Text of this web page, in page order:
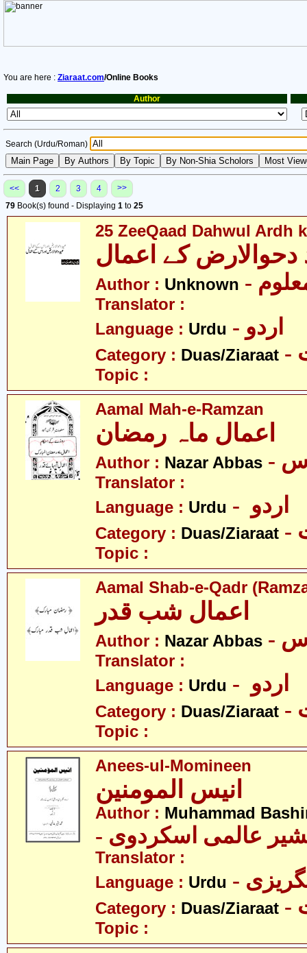
You are here : Ziaraat.com/Online Books
Author
Search (Urdu/Roman)
<< 1 2 3 4
>>
79 Book(s) found - Displaying 1 to 25
25 ZeeQaad Dahwul Ardh
کے اعمال
Author : Unknown معلوم
Translator :
Language : Urdu - اردو
Category : Duas/Ziaraat
Topic :
Aamal Mah-e-Ramzan
اعمال ماہ رمضان
Author : Nazar Abbas
Translator :
Language : Urdu
Category : Duas/Ziaraat
Topic :
Aamal Shab-e-Qadr
اعمال شب قدر
Author : Nazar Abbas
Translator :
Language : Urdu
Category : Duas/Ziaraat
Topic :
Anees-ul-Momineen
انیس المومنین
Author : Muhammad
Translator :
Language : Urdu
Category : Duas/Ziaraat
Topic :